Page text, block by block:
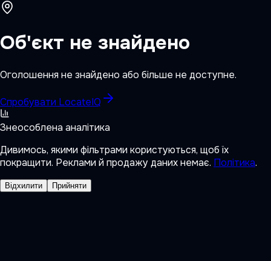
Об'єкт не знайдено
Оголошення не знайдено або більше не доступне.
Спробувати LocateIQ
Знеособлена аналітика
Дивимось, якими фільтрами користуються, щоб їх
покращити. Реклами й продажу даних немає. Політика.
Відхилити Прийняти